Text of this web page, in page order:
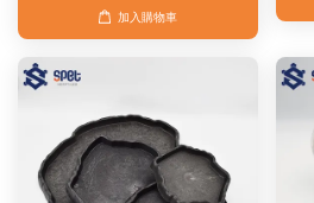
加入購物車